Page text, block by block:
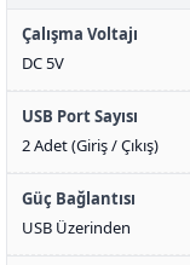
Çalışma Voltajı
DC 5V
USB Port Sayısı
2 Adet (Giriş / Çıkış)
Güç Bağlantısı
USB Üzerinden